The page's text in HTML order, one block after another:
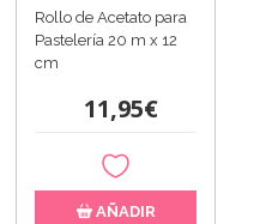
Rollo de Acetato para
Pastelería 20 m x 12
cm
11,95€
AÑADIR